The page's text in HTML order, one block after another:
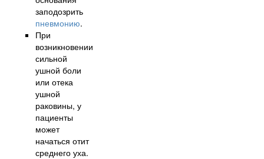
заподозрить
пневмонию.
При
возникновении
сильной
ушной боли
или отека
ушной
раковины, у
пациенты
может
начаться отит
среднего уха.